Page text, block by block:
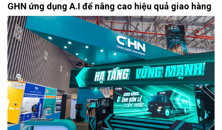
GHN ứng dụng A.I để nâng cao hiệu quả giao hàng